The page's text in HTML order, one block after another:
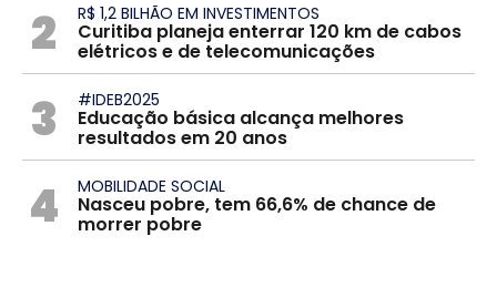
2 R$ 1,2 BILHÃO EM INVESTIMENTOS
Curitiba planeja enterrar 120 km de cabos
elétricos e de telecomunicações
3 #IDEB2025
Educação básica alcança melhores
resultados em 20 anos
4 MOBILIDADE SOCIAL
Nasceu pobre, tem 66,6% de chance de
morrer pobre